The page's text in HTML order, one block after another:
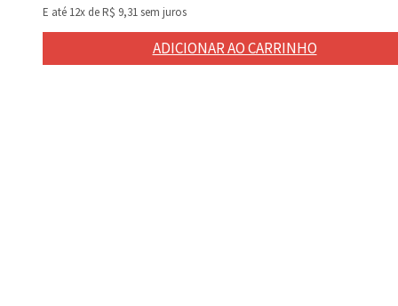
E até 12x deR$ 9,31sem juros
ADICIONAR AO CARRINHO